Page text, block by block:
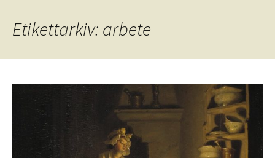
Etikettarkiv: arbete